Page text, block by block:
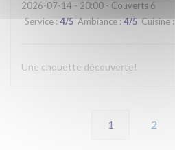
2026-07-14 - 20:00 - Couverts 6
Service:4/5 Ambiance:4/5 Cuisine:
Une chouette découverte!
1 2